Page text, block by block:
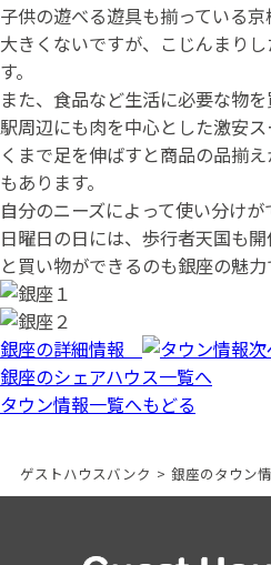
子供の遊べる遊具も揃っている
大きくないですが、こじんまり
す。
また、食品など生活に必要な物
駅周辺にも肉を中心とした激安
くまで足を伸ばすと商品の品揃
もあります。
自分のニーズによって使い分けが
日曜日の日には、歩行者天国も
と買い物ができるのも銀座の魅力
銀座の詳細情報
銀座のシェアハウス一覧へ
タウン情報一覧へもどる
ゲストハウスバンク > 銀座のタウン